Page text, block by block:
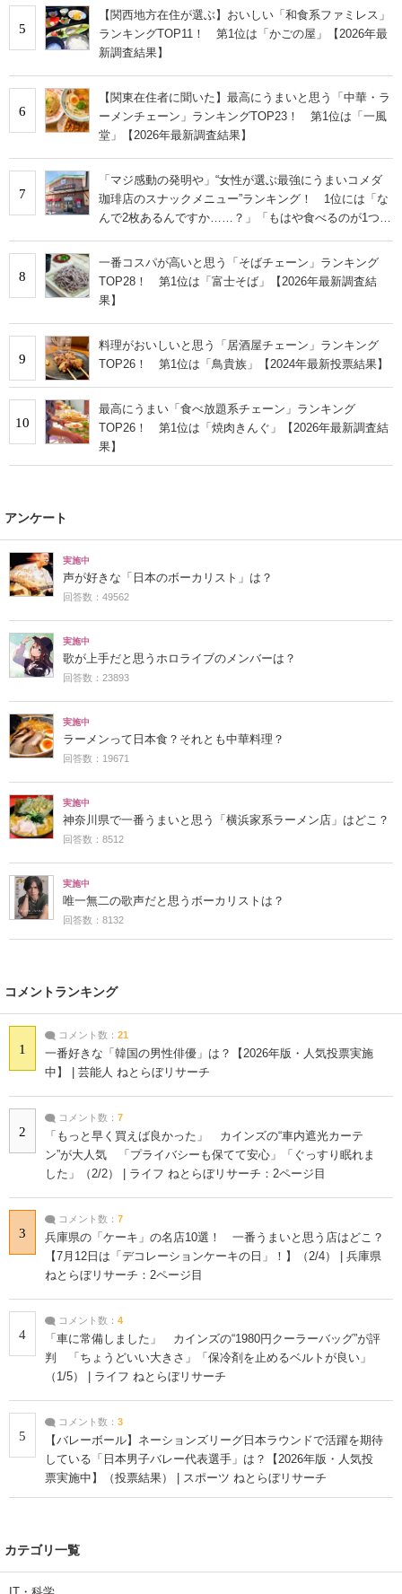
5
【関西地方在住が選ぶ】おいしい「和食系ファミレス」
ランキングTOP11！ 第1位は「かごの屋」【2026年最
新調査結果】
6
【関東在住者に聞いた】最高にうまいと思う「中華・ラ
ーメンチェーン」ランキングTOP23！ 第1位は「一風
堂」【2026年最新調査結果】
7
「マジ感動の発明や」“女性が選ぶ最強にうまいコメダ
珈琲店のスナックメニュー”ランキング！ 1位には「な
んで2枚あるんですか……？」「もはや食べるのが1つの
8
一番コスパが高いと思う「そばチェーン」ランキング
TOP28！ 第1位は「富士そば」【2026年最新調査結
果】
9
料理がおいしいと思う「居酒屋チェーン」ランキング
TOP26！ 第1位は「鳥貴族」【2024年最新投票結果】
10
最高にうまい「食べ放題系チェーン」ランキング
TOP26！ 第1位は「焼肉きんぐ」【2026年最新調査結
果】
アンケート
実施中
声が好きな「日本のボーカリスト」は？
回答数：49562
実施中
歌が上手だと思うホロライブのメンバーは？
回答数：23893
実施中
ラーメンって日本食？それとも中華料理？
回答数：19671
実施中
神奈川県で一番うまいと思う「横浜家系ラーメン店」はどこ？
回答数：8512
実施中
唯一無二の歌声だと思うボーカリストは？
回答数：8132
コメントランキング
1
コメント数： 21
一番好きな「韓国の男性俳優」は？【2026年版・人気投票実施
中】 | 芸能人 ねとらぼリサーチ
2
コメント数： 7
「もっと早く買えば良かった」 カインズの“車内遮光カーテ
ン”が大人気 「プライバシーも保てて安心」「ぐっすり眠れま
した」（2/2） | ライフ ねとらぼリサーチ：2ページ目
3
コメント数： 7
兵庫県の「ケーキ」の名店10選！ 一番うまいと思う店はどこ？
【7月12日は「デコレーションケーキの日」！】（2/4） | 兵庫県
ねとらぼリサーチ：2ページ目
4
コメント数： 4
「車に常備しました」 カインズの“1980円クーラーバッグ”が評
判 「ちょうどいい大きさ」「保冷剤を止めるベルトが良い」
（1/5） | ライフ ねとらぼリサーチ
5
コメント数： 3
【バレーボール】ネーションズリーグ日本ラウンドで活躍を期待
している「日本男子バレー代表選手」は？【2026年版・人気投
票実施中】（投票結果） | スポーツ ねとらぼリサーチ
カテゴリ一覧